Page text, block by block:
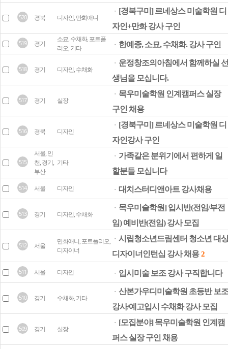
520 경북 디자인, 만화애니
ㆍ [경북구미] 르네상스 미술학원 디
자인+만화 강사 구인
519 경기
소묘, 수채화, 포트폴
리오, 기타
ㆍ 한예종, 소묘, 수채화. 강사 구인
518 경기 디자인, 수채화
ㆍ 운정창조의아침에서 함께하실 선
생님을 모십니다.
517 경기 실장
ㆍ 목우미술학원 인계캠퍼스 실장
구인 채용
516 경북 디자인
ㆍ [경북구미] 르네상스 미술학원 디
자인강사 구인
515
서울, 인
천, 경기,
부산
기타
ㆍ 가족같은 분위기에서 편하게 일
할분들 모십니다
514 서울 디자인 ㆍ 대치스터디앤아트 강사채용
513 경기 디자인, 수채화
ㆍ 목우미술학원] 입시반(전임/부전
임) 예비반(전임) 강사 모집
512 서울
만화애니, 포트폴리오,
디자이너
ㆍ 시립청소년드림센터 청소년 대상
디자이너인턴십 강사 채용 2
511 서울 디자인 ㆍ 입시미술 보조 강사 구직합니다
510 경기 수채화, 기타
ㆍ 산본가우디미술학원 초등반 보조
강사/예고입시 수채화 강사 모집
509 경기 실장
ㆍ [모집분야] 목우미술학원 인계캠
퍼스 실장 구인 채용